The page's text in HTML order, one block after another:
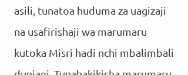
asili, tunatoa huduma za uagizaji
na usafirishaji wa marumaru
kutoka Misri hadi nchi mbalimbali